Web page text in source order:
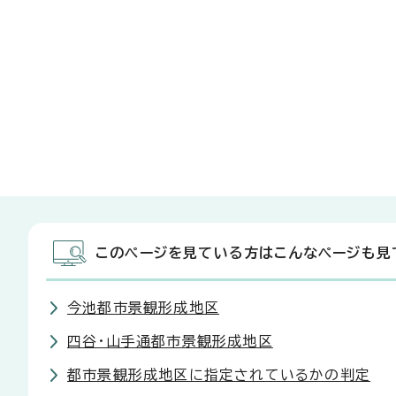
このページを見ている方はこんなページも見
今池都市景観形成地区
四谷・山手通都市景観形成地区
都市景観形成地区に指定されているかの判定